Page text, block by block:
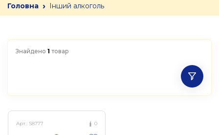
Головна › Інший алкоголь
Знайдено 1 товар
Арт.: S8777 0